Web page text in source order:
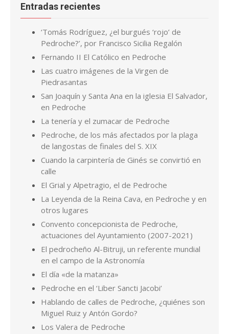
Entradas recientes
‘Tomás Rodríguez, ¿el burgués ‘rojo’ de
Pedroche?’, por Francisco Sicilia Regalón
Fernando II El Católico en Pedroche
Las cuatro imágenes de la Virgen de
Piedrasantas
San Joaquín y Santa Ana en la iglesia El Salvador,
en Pedroche
La tenería y el zumacar de Pedroche
Pedroche, de los más afectados por la plaga
de langostas de finales del S. XIX
Cuando la carpintería de Ginés se convirtió en
calle
El Grial y Alpetragio, el de Pedroche
La Leyenda de la Reina Cava, en Pedroche y en
otros lugares
Convento concepcionista de Pedroche,
actuaciones del Ayuntamiento (2007-2021)
El pedrocheño Al-Bitruji, un referente mundial
en el campo de la Astronomía
El día «de la matanza»
Pedroche en el ‘Liber Sancti Jacobi’
Hablando de calles de Pedroche, ¿quiénes son
Miguel Ruiz y Antón Gordo?
Los Valera de Pedroche